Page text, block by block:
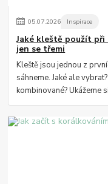
05.07.2026 Inspirace
Jaké kleště použít
jen se třemi
Kleště jsou jednou z
sáhneme. Jaké ale
kombinované? Ukážeme